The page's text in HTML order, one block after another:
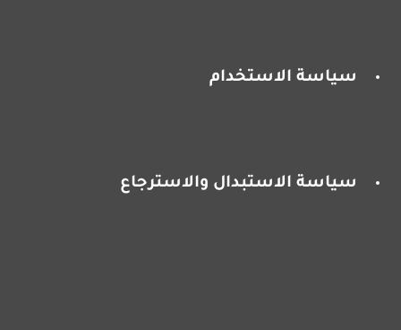
سياسة الاستخدام
سياسة الاستبدال والاسترجاع